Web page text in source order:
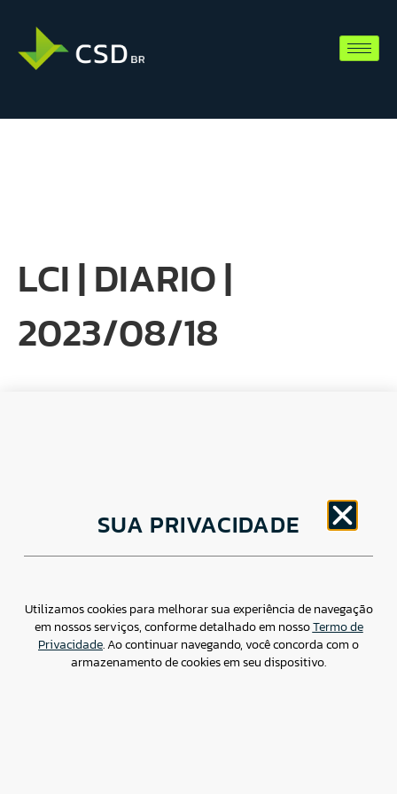
LCI | DIARIO |
2023/08/18
Av. Brigadeiro Faria Lima, 1779 – 5oAndar Jardim
Paulistano, São Paulo/ SP – CEP: 01452-914
Assessoria de imprensa: imprensa@csdbr.com
SUA PRIVACIDADE
Utilizamos cookies para melhorar sua experiência de navegação
em nossos serviços, conforme detalhado em nossoTermo de
Privacidade. Ao continuar navegando, você concorda com o
armazenamento de cookies em seu dispositivo.